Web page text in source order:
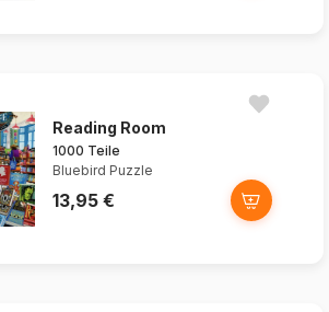
Reading Room
1000 Teile
Bluebird Puzzle
13,95 €